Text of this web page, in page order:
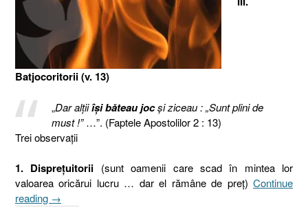
Batjocoritorii (v. 13)
„Dar alţiiîşi băteau jocşi ziceau : „Sunt plini de
must !”…”. (Faptele Apostolilor 2 : 13)
Trei observaţii
1. Dispreţuitorii (sunt oamenii care scad în mintea lor
valoarea oricărui lucru … dar el rămâne de preţ) Continue
reading „Cincizecimea
→